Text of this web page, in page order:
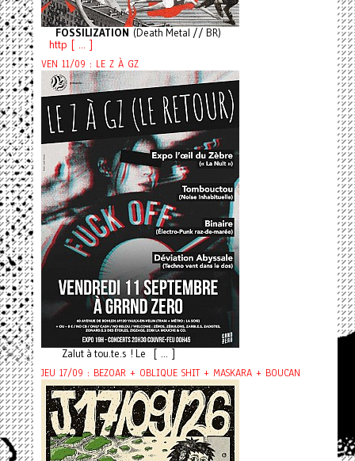
FOSSILIZATION (Death Metal // BR)
http [ ... ]
VEN 11/09 : LE Z À GZ
Zalut à tou.te.s ! Le [ ... ]
JEU 17/09 : BEZOAR + OBLIQUE SHIT + MASKARA + BOUCAN